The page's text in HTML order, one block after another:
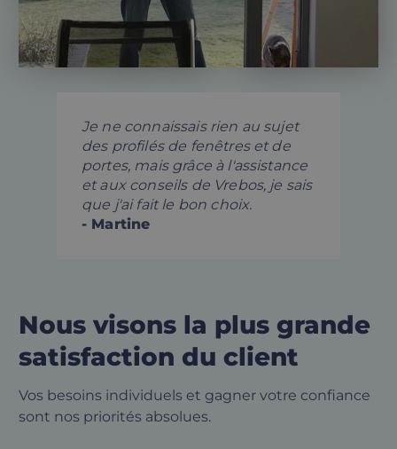
Je ne connaissais rien au sujet
des profilés de fenêtres et de
portes, mais grâce à l'assistance
et aux conseils de Vrebos, je sais
que j'ai fait le bon choix.
- Martine
Nous visons la plus grande
satisfaction du client
Vos besoins individuels et gagner votre confiance
sont nos priorités absolues.